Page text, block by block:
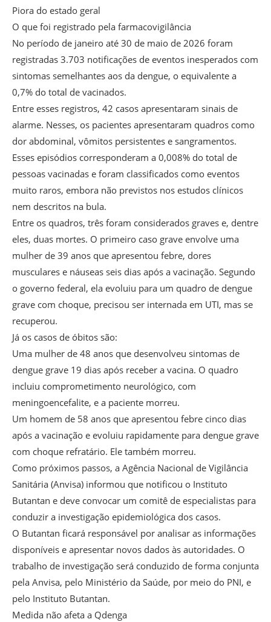
Piora do estado geral
O que foi registrado pela farmacovigilância
No período de janeiro até 30 de maio de 2026 foram
registradas 3.703 notificações de eventos inesperados com
sintomas semelhantes aos da dengue, o equivalente a
0,7% do total de vacinados.
Entre esses registros, 42 casos apresentaram sinais de
alarme. Nesses, os pacientes apresentaram quadros como
dor abdominal, vômitos persistentes e sangramentos.
Esses episódios corresponderam a 0,008% do total de
pessoas vacinadas e foram classificados como eventos
muito raros, embora não previstos nos estudos clínicos
nem descritos na bula.
Entre os quadros, três foram considerados graves e, dentre
eles, duas mortes. O primeiro caso grave envolve uma
mulher de 39 anos que apresentou febre, dores
musculares e náuseas seis dias após a vacinação. Segundo
o governo federal, ela evoluiu para um quadro de dengue
grave com choque, precisou ser internada em UTI, mas se
recuperou.
Já os casos de óbitos são:
Uma mulher de 48 anos que desenvolveu sintomas de
dengue grave 19 dias após receber a vacina. O quadro
incluiu comprometimento neurológico, com
meningoencefalite, e a paciente morreu.
Um homem de 58 anos que apresentou febre cinco dias
após a vacinação e evoluiu rapidamente para dengue grave
com choque refratário. Ele também morreu.
Como próximos passos, a Agência Nacional de Vigilância
Sanitária (Anvisa) informou que notificou o Instituto
Butantan e deve convocar um comitê de especialistas para
conduzir a investigação epidemiológica dos casos.
O Butantan ficará responsável por analisar as informações
disponíveis e apresentar novos dados às autoridades. O
trabalho de investigação será conduzido de forma conjunta
pela Anvisa, pelo Ministério da Saúde, por meio do PNI, e
pelo Instituto Butantan.
Medida não afeta a Qdenga